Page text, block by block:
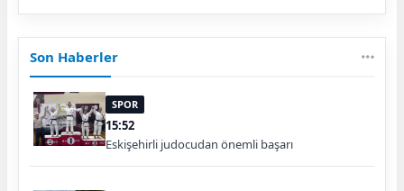
Son Haberler
SPOR
15:52
Eskişehirli judocudan önemli başarı